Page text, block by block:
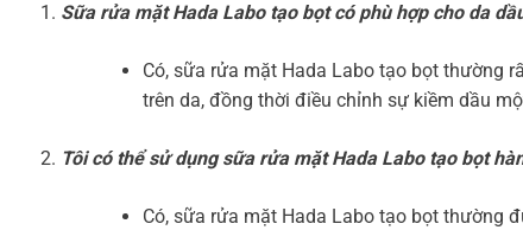
Sữa rửa mặt Hada Labo tạo bọt có phù hợp cho da
Có, sữa rửa mặt Hada Labo tạo bọt thường
trên da, đồng thời điều chỉnh sự kiềm dầu
Tôi có thể sử dụng sữa rửa mặt Hada Labo tạo bọt
Có, sữa rửa mặt Hada Labo tạo bọt thường